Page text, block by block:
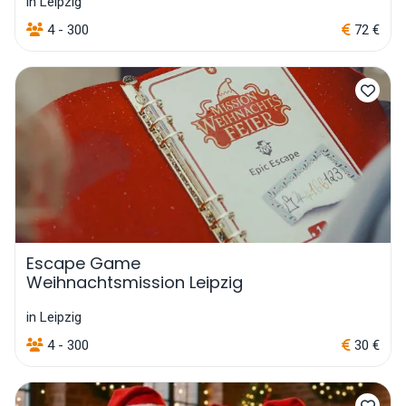
4 - 300
72 €
Escape Game
Weihnachtsmission Leipzig
in Leipzig
4 - 300
30 €